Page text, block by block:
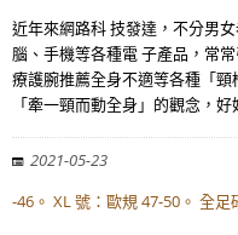
近年來網路科 技發達，不分男
腦、手機等各種電 子產品，常
療護腕推薦全身不適等各種「
「牽一頸而動全身」的觀念，好
2021-05-23
-46。 XL 號：歐規 47-50。 全足